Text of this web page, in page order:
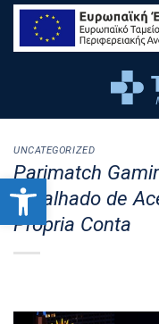
Ανοίξτε τη γραμμή εργαλείων
content
UNCATEGORIZED
Parimatch
Detalhado de
Própria Conta